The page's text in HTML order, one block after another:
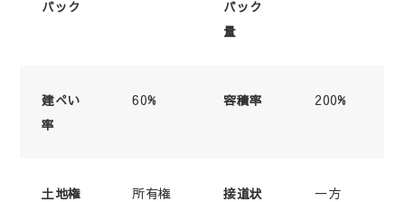
バック
バック
量
建ぺい
率
60% 容積率 200%
土地権
所有権
接道状
一方